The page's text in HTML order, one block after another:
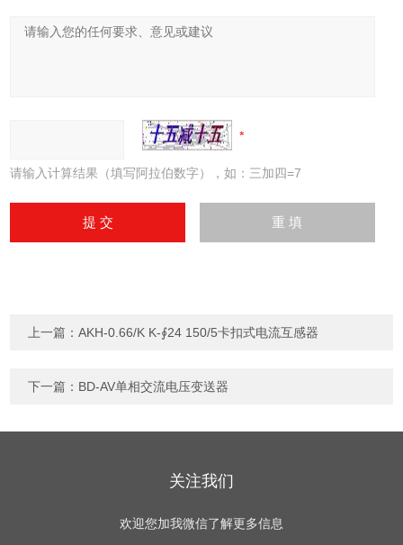
请输入计算结果（填写阿拉伯数字），如：三加四=7
上一篇：AKH-0.66/K K-∮24 150/5卡扣式电流互感器
下一篇： BD-AV单相交流电压变送器
关注我们
欢迎您加我微信了解更多信息